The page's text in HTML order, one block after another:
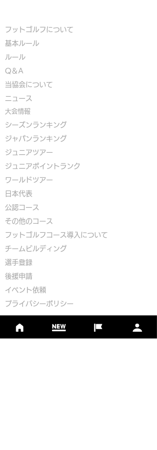
フットゴルフについて
基本ルール
ルール
Q＆A
​当協会について
​ニュース
大会情報
シーズンランキング
ジャパンランキング
ジュニアツアー
ジュニアポイントランク
​ワールドツアー
​​日本代表
公認コース
​その他のコース
​ フットゴルフコース導入について
​チームビルディング
選手登録​
​後援申請
​イベント依頼
プライバシーポリシー